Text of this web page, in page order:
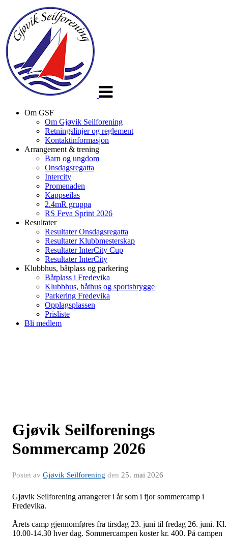
Om GSF
Om Gjøvik Seilforening
Retningslinjer og reglement
Kontaktinformasjon
Arrangement & trening
Barn og ungdom
Onsdagsregatta
Intercity
Promenaden
Kappseilas
2.4mR gruppa
RS Feva Sprint 2026
Resultater
Resultater Onsdagsregatta
Resultater Klubbmesterskap
Resultater InterCity Cup
Resultater InterCity
Klubbhus, båtplass og parkering
Båtplass i Fredevika
Klubbhus, båthus og sportsbrygge
Parkering Fredevika
Opplagsplassen
Prisliste
Bli medlem
Gjøvik Seilforenings
Sommercamp 2026
Postet av Gjøvik Seilforening den 25. mai 2026
Gjøvik Seilforening arrangerer i år som i fjor sommercamp i
Fredevika.
Årets camp gjennomføres fra tirsdag 23. juni til fredag 26. juni. Kl.
10.00-14.30 hver dag. Sommercampen koster kr. 400. På campen